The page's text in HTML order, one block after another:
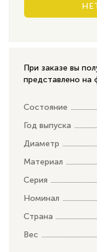
При заказе вы
представлено на
Состояние
Год выпуска
Диаметр
Материал
Серия
Номинал
Страна
Вес